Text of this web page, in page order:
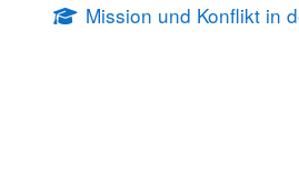
Mission und Konflikt in